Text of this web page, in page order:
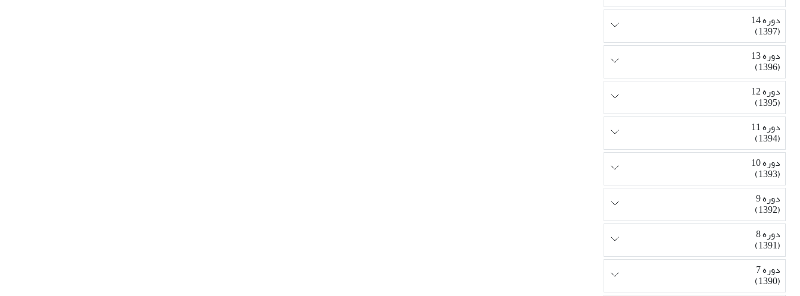
دوره 14
(1397)
دوره 13
(1396)
دوره 12
(1395)
دوره 11
(1394)
دوره 10
(1393)
دوره 9
(1392)
دوره 8
(1391)
دوره 7
(1390)